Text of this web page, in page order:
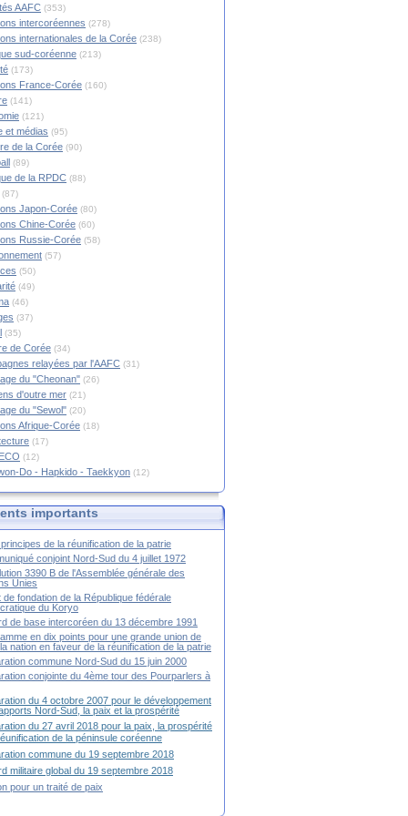
AAFC (353)
intercoréennes (278)
internationales de la Corée (238)
sud-coréenne (213)
(173)
France-Corée (160)
(141)
(121)
et médias (95)
de la Corée (90)
(89)
de la RPDC (88)
(87)
Japon-Corée (80)
Chine-Corée (60)
Russie-Corée (58)
(57)
(50)
(49)
(46)
(37)
(35)
de Corée (34)
relayées par l'AAFC (31)
du "Cheonan" (26)
d'outre mer (21)
du "Sewol" (20)
Afrique-Corée (18)
(17)
(12)
Do - Hapkido - Taekkyon (12)
importants
de la réunification de la patrie
conjoint Nord-Sud du 4 juillet 1972
3390 B de l'Assemblée générale des
Unies
de fondation de la République fédérale
du Koryo
de base intercoréen du 13 décembre 1991
en dix points pour une grande union de
nation en faveur de la réunification de la patrie
commune Nord-Sud du 15 juin 2000
conjointe du 4ème tour des Pourparlers à
du 4 octobre 2007 pour le développement
Nord-Sud, la paix et la prospérité
du 27 avril 2018 pour la paix, la prospérité
de la péninsule coréenne
commune du 19 septembre 2018
militaire global du 19 septembre 2018
pour un traité de paix